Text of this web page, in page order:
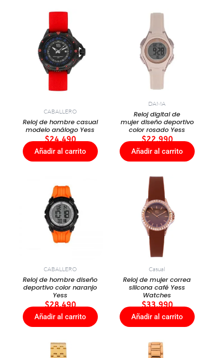
CABALLERO
Reloj de hombre casual
modelo análogo Yess
$24.490
Añadir al carrito
DAMA
Reloj digital de
mujer diseño deportivo
color rosado Yess
$22.990
Añadir al carrito
CABALLERO
Reloj de hombre diseño
deportivo color naranjo
Yess
$28.490
Añadir al carrito
Casual
Reloj de mujer correa
silicona café Yess
Watches
$33.990
Añadir al carrito